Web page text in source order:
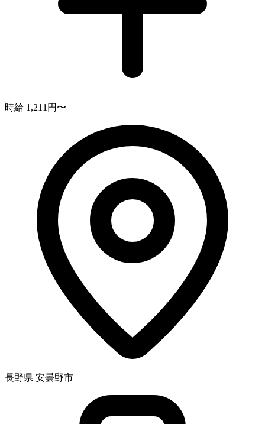
時給 1,211円〜
長野県 安曇野市